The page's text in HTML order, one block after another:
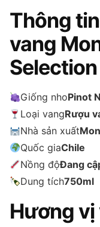
Thông
vang
Giống nhoPinot
Loại vangRượu
Nhà sản xuất
Quốc giaChile
Nồng độĐang
Dung tích750ml
Hương